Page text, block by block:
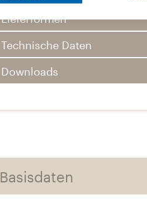
Lieferformen
Technische Daten
Downloads
Basisdaten